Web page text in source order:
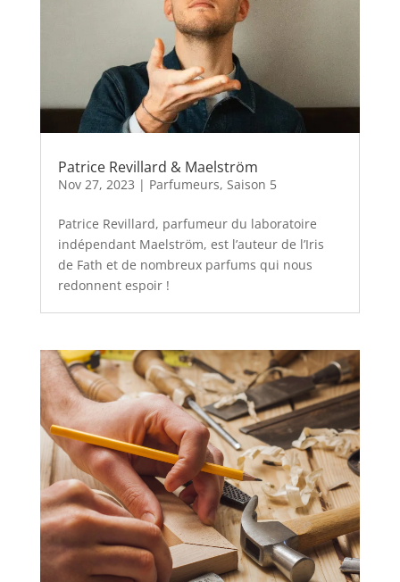
Patrice Revillard & Maelström
Nov 27, 2023 | Parfumeurs, Saison 5
Patrice Revillard, parfumeur du laboratoire
indépendant Maelström, est l’auteur de l’Iris
de Fath et de nombreux parfums qui nous
redonnent espoir !